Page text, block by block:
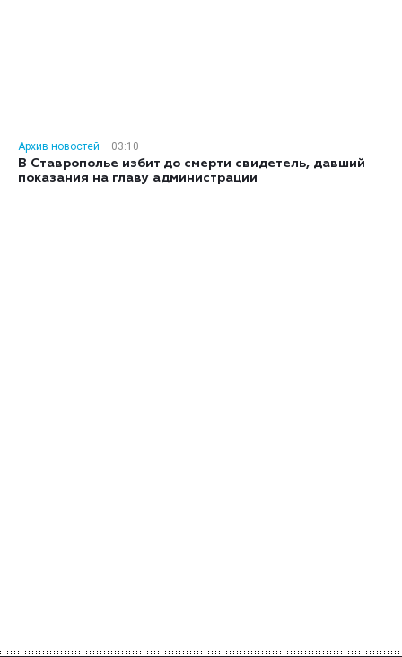
Архив новостей
03:10
В Ставрополье избит до смерти свидетель, давший
показания на главу администрации